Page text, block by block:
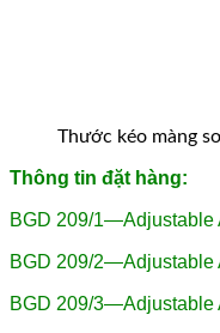
Thước kéo màng
Thông tin đặt hàng:
BGD 209/1—Adjustable
BGD 209/2—Adjustable
BGD 209/3—Adjustable